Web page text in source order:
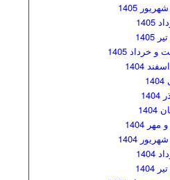
1405
خرداد 1405
1404
1404
1404